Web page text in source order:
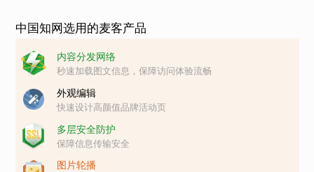
中国知网选用的麦客产品
内容分发网络
秒速加载图文信息，保障访问体验流畅
外观编辑
快速设计高颜值品牌活动页
多层安全防护
保障信息传输安全
图片轮播